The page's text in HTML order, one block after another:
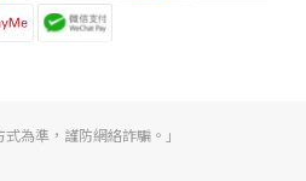
式為準，謹防網絡詐騙。」